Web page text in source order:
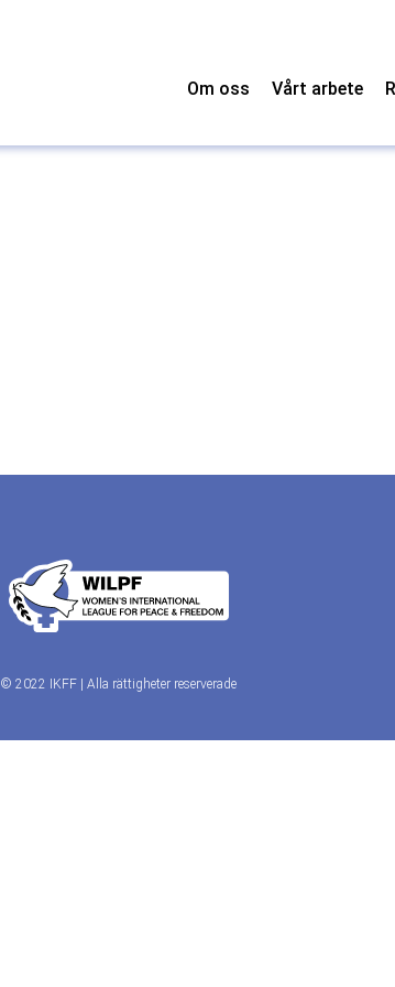
Om oss Vårt arbete
© 2022 IKFF | Alla rättigheter reserverade